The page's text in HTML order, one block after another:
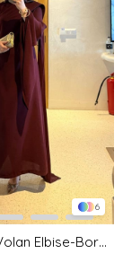
6
Şal Detaylı Volan Elbise-Bordo